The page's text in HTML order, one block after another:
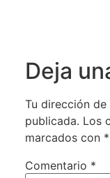
Deja
Tu dirección
publicada. Los
marcados con *
Comentario *